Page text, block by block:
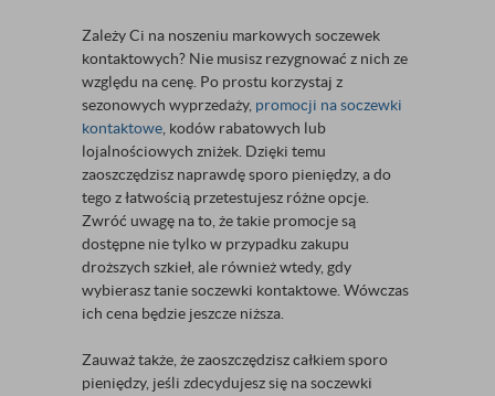
Zależy Ci na noszeniu markowych soczewek
kontaktowych? Nie musisz rezygnować z nich ze
względu na cenę. Po prostu korzystaj z
sezonowych wyprzedaży, promocji na soczewki
kontaktowe , kodów rabatowych lub
lojalnościowych zniżek. Dzięki temu
zaoszczędzisz naprawdę sporo pieniędzy, a do
tego z łatwością przetestujesz różne opcje.
Zwróć uwagę na to, że takie promocje są
dostępne nie tylko w przypadku zakupu
droższych szkieł, ale również wtedy, gdy
wybierasz tanie soczewki kontaktowe. Wówczas
ich cena będzie jeszcze niższa.
Zauważ także, że zaoszczędzisz całkiem sporo
pieniędzy, jeśli zdecydujesz się na soczewki